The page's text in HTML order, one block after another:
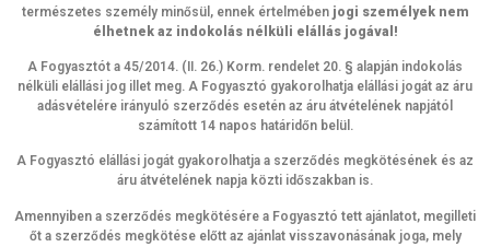
természetes személy minősül, ennek értelmében jogi személyek nem
élhetnek az indokolás nélküli elállás jogával!
A Fogyasztót a 45/2014. (II. 26.) Korm. rendelet 20. § alapján indokolás
nélküli elállási jog illet meg. A Fogyasztó gyakorolhatja elállási jogát az áru
adásvételére irányuló szerződés esetén az áru átvételének napjától
számított 14 napos határidőn belül.
A Fogyasztó elállási jogát gyakorolhatja a szerződés megkötésének és az
áru átvételének napja közti időszakban is.
Amennyiben a szerződés megkötésére a Fogyasztó tett ajánlatot, megilleti
őt a szerződés megkötése előtt az ajánlat visszavonásának joga, mely